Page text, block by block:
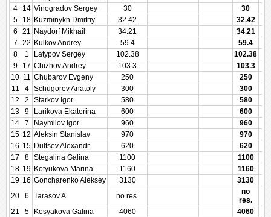
4
14 Vinogradov Sergey 30
30
5
18 Kuzminykh Dmitriy 32.42
32.42
6
21 Naydorf Mikhail 34.21
34.21
7
22 Kulkov Andrey 59.4
59.4
8
1 Latypov Sergey 102.38
102.38
9
17 Chizhov Andrey 103.3
103.3
10 11 Chubarov Evgeny 250
250
11
4 Schugorev Anatoly 300
300
12
2 Starkov Igor 580
580
13
9 Larikova Ekaterina 600
600
14
7 Naymilov Igor 960
960
15 12 Aleksin Stanislav 970
970
16 15 Dultsev Alexandr 620
620
17
8 Stegalina Galina 1100
1100
18 19 Kotyukova Marina 1160
1160
19 16 Goncharenko Aleksey 3130
3130
20
6 Tarasov A no res.
no
res.
21
5 Kosyakova Galina 4060
4060